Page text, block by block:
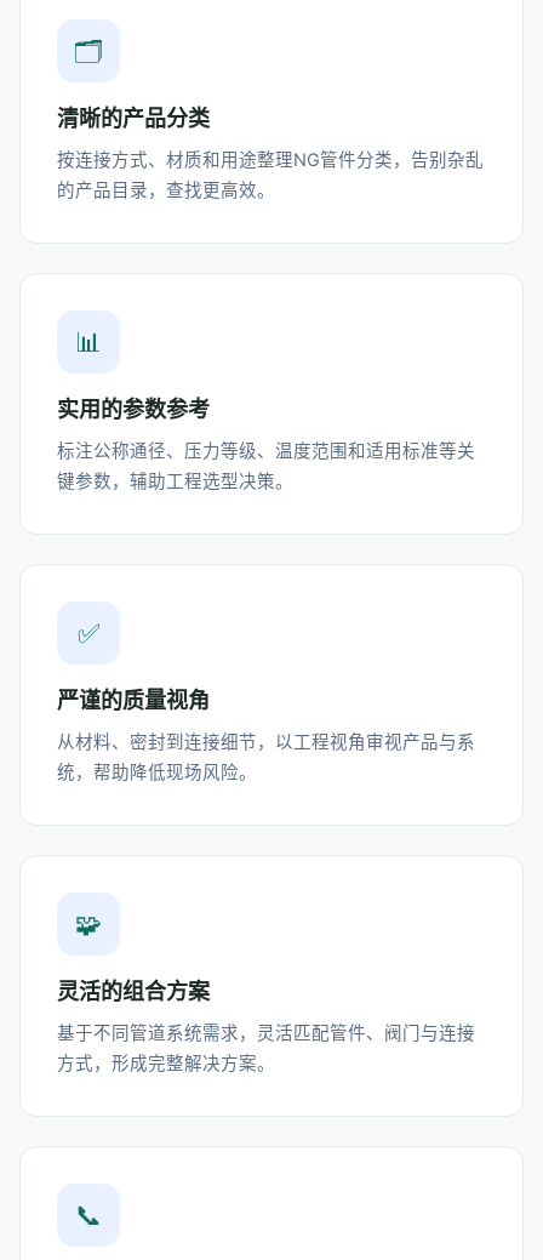
🗂️
清晰的产品分类
按连接方式、材质和用途整理NG管件分类，告别杂乱
的产品目录，查找更高效。
📊
实用的参数参考
标注公称通径、压力等级、温度范围和适用标准等关
键参数，辅助工程选型决策。
✅
严谨的质量视角
从材料、密封到连接细节，以工程视角审视产品与系
统，帮助降低现场风险。
🧩
灵活的组合方案
基于不同管道系统需求，灵活匹配管件、阀门与连接
方式，形成完整解决方案。
📞